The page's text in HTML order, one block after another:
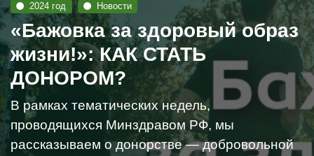
2024 год Новости
«Бажовка за здоровый образ
жизни!»: КАК СТАТЬ
ДОНОРОМ?
В рамках тематических недель,
проводящихся Минздравом РФ, мы
рассказываем о донорстве — добровольной